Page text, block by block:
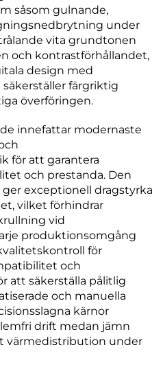
såsom gulnande,
under
vita grundtonen
och kontrastförhållandet,
design med
färgriktig
överföringen.
innefattar modernaste
för att garantera
och prestanda. Den
exceptionell dragstyrka
vilket förhindrar
vid
produktionsomgång
för
och
att säkerställa pålitlig
och manuella
kärnor
drift medan jämn
värmedistribution under